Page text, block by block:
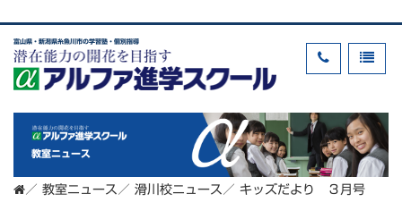
富山県・新潟県糸魚川市の学習塾・個別指導
教室ニュース
／ 教室ニュース ／ 滑川校ニュース ／ キッズだより ３月号